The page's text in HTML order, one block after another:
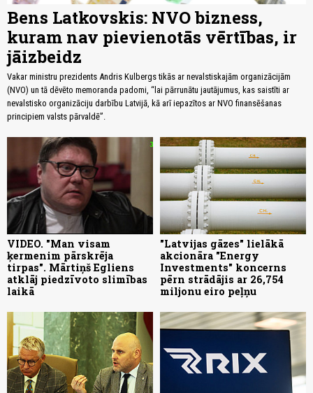
Bens Latkovskis: NVO bizness,
kuram nav pievienotās vērtības, ir
jāizbeidz
Vakar ministru prezidents Andris Kulbergs tikās ar nevalstiskajām organizācijām
(NVO) un tā dēvēto memoranda padomi, “lai pārrunātu jautājumus, kas saistīti ar
nevalstisko organizāciju darbību Latvijā, kā arī iepazītos ar NVO finansēšanas
principiem valsts pārvaldē”.
VIDEO. "Man visam
ķermenim pārskrēja
tirpas". Mārtiņš Egliens
atklāj piedzīvoto slimības
laikā
"Latvijas gāzes" lielākā
akcionāra "Energy
Investments" koncerns
pērn strādājis ar 26,754
miljonu eiro peļņu